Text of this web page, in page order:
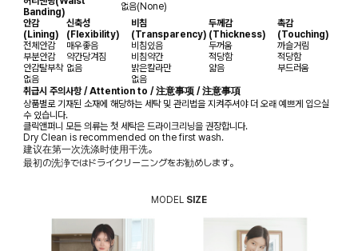
Banding)
없음(None)
안감
(Lining)
신축성
(Flexibility)
비침
(Transparency)
두께감
(Thickness)
촉감
(Touching)
전체안감
매우좋음 비침있음 두꺼움
까슬거림
부분안감
약간당겨짐 비침약간 적당함
적당함
안감탈부착 없음 밝은칼라만 얇음
부드러움
없음
없음
취급시 주의사항 / Attention to / 注意事项 / 注意事項
상품별로 기재된 소재에 해당하는 세탁 및 관리법을 지켜주셔야 더 오래 예쁘게 입으실
수 있습니다.
클릭앤퍼니 모든 의류는 첫 세탁은 드라이크리닝을 권장합니다.
Dry Clean is recommended on the first wash.
建议在第一次洗涤时使用干洗。
最初の洗浄ではドライクリーニングをお勧めします。
MODEL SIZE